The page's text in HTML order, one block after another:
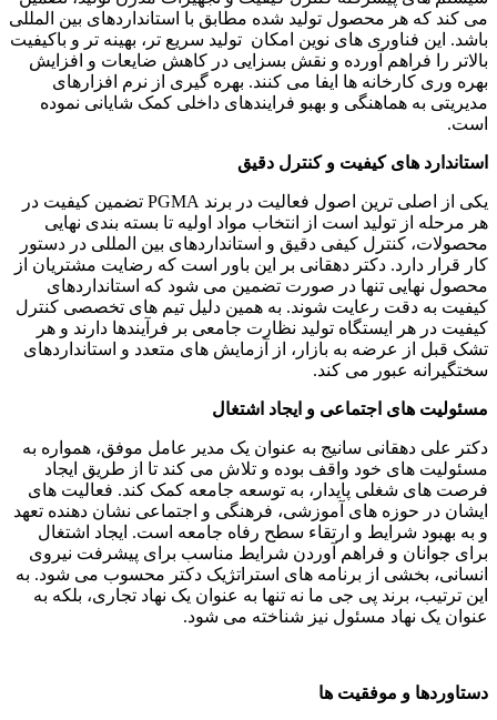
می کند که هر محصول تولید شده مطابق با استانداردهای بین المللی
باشد. این فناوری های نوین امکان تولید سریع تر، بهینه تر و باکیفیت
بالاتر را فراهم آورده و نقش بسزایی در کاهش ضایعات و افزایش
بهره وری کارخانه ها ایفا می کنند. بهره گیری از نرم افزارهای
مدیریتی به هماهنگی و بهبو فرایندهای داخلی کمک شایانی نموده
است.
استاندارد های کیفیت و کنترل دقیق
یکی از اصلی ترین اصول فعالیت در برند PGMA تضمین کیفیت در
هر مرحله از تولید است از انتخاب مواد اولیه تا بسته بندی نهایی
محصولات، کنترل کیفی دقیق و استانداردهای بین المللی در دستور
کار قرار دارد. دکتر دهقانی بر این باور است که رضایت مشتریان از
محصول نهایی تنها در صورت تضمین می شود که استانداردهای
کیفیت به دقت رعایت شوند. به همین دلیل تیم های تخصصی کنترل
کیفیت در هر ایستگاه تولید نظارت جامعی بر فرآیندها دارند و هر
تشک قبل از عرضه به بازار، از آزمایش های متعدد و استانداردهای
سختگیرانه عبور می کند.
مسئولیت های اجتماعی و ایجاد اشتغال
دکتر علی دهقانی سانیج به عنوان یک مدیر عامل موفق، همواره به
مسئولیت های خود واقف بوده و تلاش می کند تا از طریق ایجاد
فرصت های شغلی پایدار، به توسعه جامعه کمک کند. فعالیت های
ایشان در حوزه های آموزشی، فرهنگی و اجتماعی نشان دهنده تعهد
و به بهبود شرایط و ارتقاء سطح رفاه جامعه است. ایجاد اشتغال
برای جوانان و فراهم آوردن شرایط مناسب برای پیشرفت نیروی
انسانی، بخشی از برنامه های استراتژیک دکتر محسوب می شود. به
این ترتیب، برند پی جی ما نه تنها به عنوان یک نهاد تجاری، بلکه به
عنوان یک نهاد مسئول نیز شناخته می شود.
دستاوردها و موفقیت ها